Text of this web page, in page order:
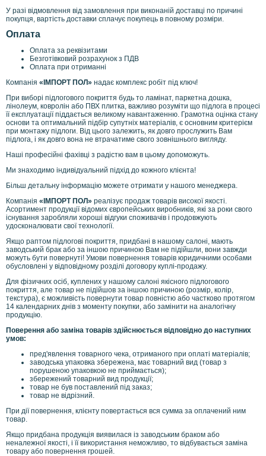
У разі відмовлення від замовлення при виконаній доставці по причині
покупця, вартість доставки сплачує покупець в повному розміри.
Оплата
Оплата за реквізитами
Безготівковий розрахунок з ПДВ
Оплата при отриманні
Компанія «ІМПОРТ ПОЛ» надає комплекс робіт під ключ!
При виборі підлогового покриття будь то ламінат, паркетна дошка,
лінолеум, ковролін або ПВХ плитка, важливо розуміти що підлога в процесі
її експлуатації піддається великому навантаженню. Грамотна оцінка стану
основи та оптимальний підбір супутніх матеріалів, є основним критерієм
при монтажу підлоги. Від цього залежить, як довго прослужить Вам
підлога, і як довго вона не втрачатиме свого зовнішнього вигляду.
Наші професійні фахівці з радістю вам в цьому допоможуть.
Ми знаходимо індивідуальний підхід до кожного клієнта!
Більш детальну інформацію можете отримати у нашого менеджера.
Компанія «ІМПОРТ ПОЛ» реалізує продаж товарів високої якості.
Асортимент продукції відомих європейських виробників, які за роки свого
існування заробляли хороші відгуки споживачів і продовжують
удосконалювати свої технології.
Якщо раптом підлогові покриття, придбані в нашому салоні, мають
заводський брак або за іншою причиною Вам не підійшли, вони завжди
можуть бути повернуті! Умови повернення товарів юридичними особами
обусловлені у відповідному розділі договору куплі-продажу.
Для фізичних осіб, куплених у нашому салоні якісного підлогового
покриття, але товар не підійшов за іншою причиною (розмір, колір,
текстура), є можливість повернути товар повністю або частково протягом
14 календарних днів з моменту покупки, або замінити на аналогічну
продукцію.
Поверення або заміна товарів здійснюється відповідно до наступних
умов:
пред'явлення товарного чека, отриманого при оплаті матеріалів;
заводська упаковка збережена, має товарний вид (товар з
порушеною упаковкою не приймається);
збережений товарний вид продукції;
товар не був поставлений під заказ;
товар не відрізний.
При дії повернення, клієнту повертається вся сумма за оплачений ним
товар.
Якщо придбана продукція виявилася із заводським браком або
неналежної якості, і її використання неможливо, то відбувається заміна
товару або повернення грошей.